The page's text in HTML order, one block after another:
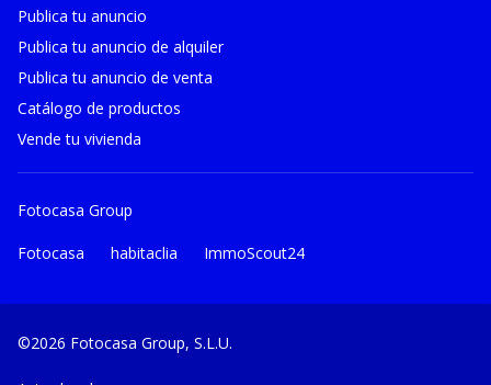
Publica tu anuncio
Publica tu anuncio de alquiler
Publica tu anuncio de venta
Catálogo de productos
Vende tu vivienda
Fotocasa Group
Fotocasa habitaclia ImmoScout24
©2026 Fotocasa Group, S.L.U.